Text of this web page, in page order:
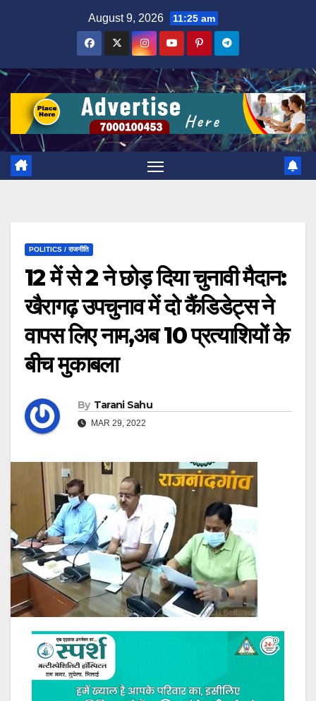
August 9, 2026 11:25 am
POLITICS / राजनीति
12 में से 2 ने छोड़ दिया चुनावी मैदान:
खैरागढ़ उपचुनाव में दो कैंडिडेट्स ने
वापस लिए नाम,अब 10 प्रत्याशियों के
बीच मुकाबला
By Tarani Sahu
MAR 29, 2022